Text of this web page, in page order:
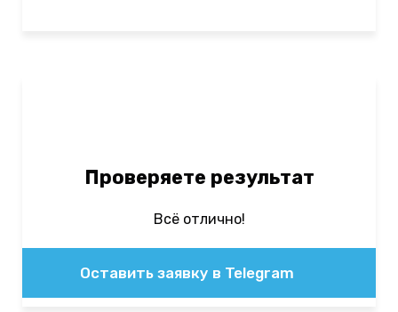
Проверяете результат
Всё отлично!
Оставить заявку в Telegram